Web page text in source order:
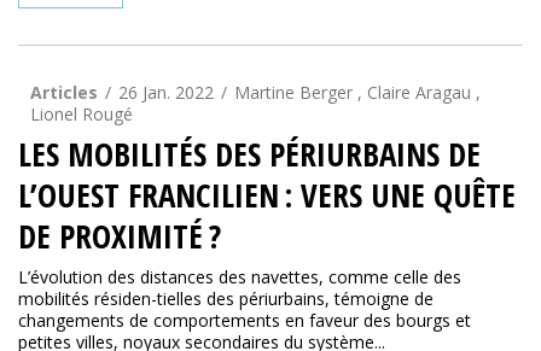
Articles 26 Jan. 2022
Martine Berger , Claire Aragau ,
Lionel Rougé
LES MOBILITÉS DES PÉRIURBAINS DE
L’OUEST FRANCILIEN : VERS UNE QUÊTE
DE PROXIMITÉ ?
L’évolution des distances des navettes, comme celle des
mobilités résiden-tielles des périurbains, témoigne de
changements de comportements en faveur des bourgs et
petites villes, noyaux secondaires du système...